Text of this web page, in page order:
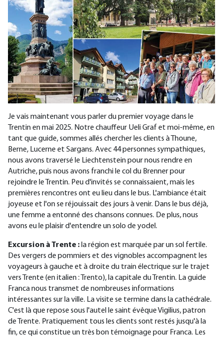
Je vais maintenant vous parler du premier voyage dans le
Trentin en mai 2025. Notre chauffeur Ueli Graf et moi-même, en
tant que guide, sommes allés chercher les clients à Thoune,
Berne, Lucerne et Sargans. Avec 44 personnes sympathiques,
nous avons traversé le Liechtenstein pour nous rendre en
Autriche, puis nous avons franchi le col du Brenner pour
rejoindre le Trentin. Peu d'invités se connaissaient, mais les
premières rencontres ont eu lieu dans le bus. L'ambiance était
joyeuse et l'on se réjouissait des jours à venir. Dans le bus déjà,
une femme a entonné des chansons connues. De plus, nous
avons eu le plaisir d'entendre un solo de yodel.
Excursion à Trente : la région est marquée par un sol fertile.
Des vergers de pommiers et des vignobles accompagnent les
voyageurs à gauche et à droite du train électrique sur le trajet
vers Trente (en italien : Trento), la capitale du Trentin. La guide
Franca nous transmet de nombreuses informations
intéressantes sur la ville. La visite se termine dans la cathédrale.
C'est là que repose sous l'autel le saint évêque Vigilius, patron
de Trente. Pratiquement tous les clients sont restés jusqu'à la
fin, ce qui constitue un très bon témoignage pour Franca. Les